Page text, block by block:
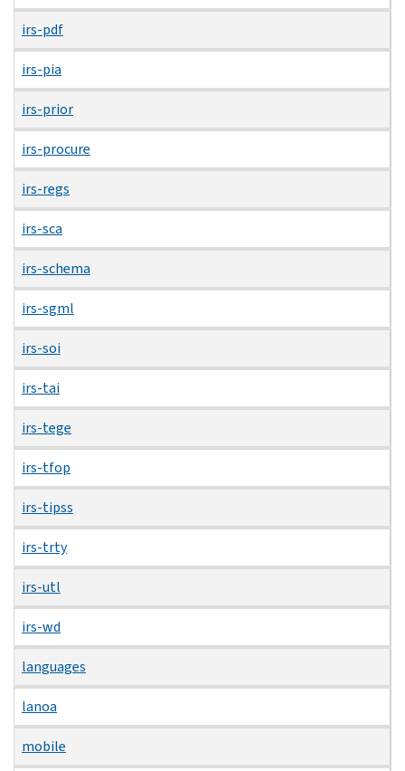
irs-pdf
irs-pia
irs-prior
irs-procure
irs-regs
irs-sca
irs-schema
irs-sgml
irs-soi
irs-tai
irs-tege
irs-tfop
irs-tipss
irs-trty
irs-utl
irs-wd
languages
lanoa
mobile